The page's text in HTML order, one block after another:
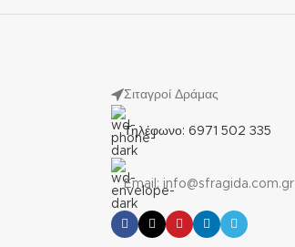
Σιταγροί Δράμας
Τηλέφωνο: 6971 502 335
Email: info@sfragida.com.gr